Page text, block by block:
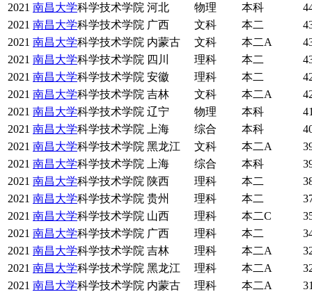
2021 南昌大学科学技术学院 河北 物理 本科
2021 南昌大学科学技术学院 广西 文科 本二
2021 南昌大学科学技术学院 内蒙古 文科 本二A
2021 南昌大学科学技术学院 四川 理科 本二
2021 南昌大学科学技术学院 安徽 理科 本二
2021 南昌大学科学技术学院 吉林 文科 本二A
2021 南昌大学科学技术学院 辽宁 物理 本科
2021 南昌大学科学技术学院 上海 综合 本科
2021 南昌大学科学技术学院 黑龙江 文科 本二A
2021 南昌大学科学技术学院 上海 综合 本科
2021 南昌大学科学技术学院 陕西 理科 本二
2021 南昌大学科学技术学院 贵州 理科 本二
2021 南昌大学科学技术学院 山西 理科 本二C
2021 南昌大学科学技术学院 广西 理科 本二
2021 南昌大学科学技术学院 吉林 理科 本二A
2021 南昌大学科学技术学院 黑龙江 理科 本二A
2021 南昌大学科学技术学院 内蒙古 理科 本二A